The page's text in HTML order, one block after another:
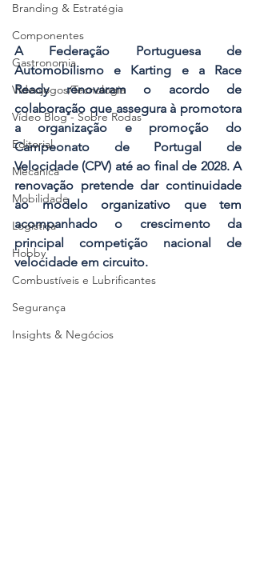
Branding & Estratégia
Componentes
Gastronomia
Videojogos/Tecnologia
Vídeo Blog - Sobre Rodas
Editorial
Mecânica
Mobilidade
Logística
Hobby
Combustíveis e Lubrificantes
Segurança
Insights & Negócios
A Federação Portuguesa de
Automobilismo e Karting e a Race
Ready renovaram o acordo de
colaboração que assegura à promotora
a organização e promoção do
Campeonato de Portugal de
Velocidade (CPV) até ao final de 2028. A
renovação pretende dar continuidade
ao modelo organizativo que tem
acompanhado o crescimento da
principal competição nacional de
velocidade em circuito.